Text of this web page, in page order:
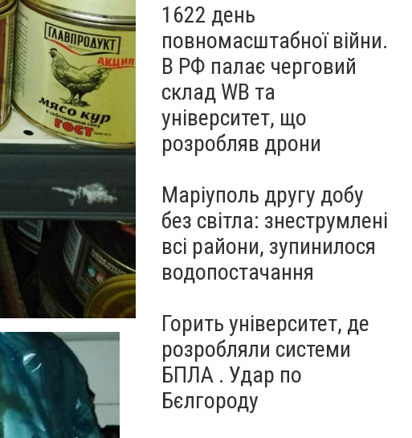
1622 день
повномасштабної війни.
В РФ палає черговий
склад WB та
університет, що
розробляв дрони
Маріуполь другу добу
без світла: знеструмлені
всі райони, зупинилося
водопостачання
Горить університет, де
розробляли системи
БПЛА . Удар по
Бєлгороду